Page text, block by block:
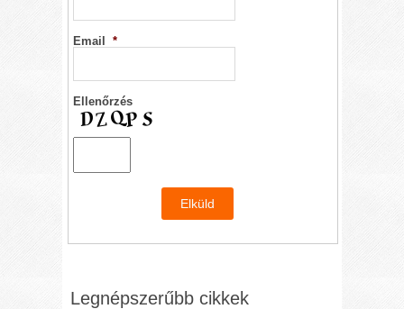
Email *
Ellenőrzés
Legnépszerűbb cikkek